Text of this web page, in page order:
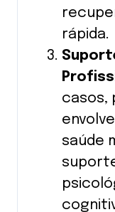
rápida.
casos,
saúde